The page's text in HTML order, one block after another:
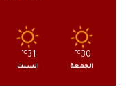
30
℃
الجمعة
31
℃
السبت